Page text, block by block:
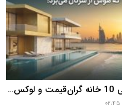
رازهای شگفت‌انگیز دکوراسیون و طراحی 10 خانه گران‌قیمت و لوکس دبی که هوش از سرتان می‌برد!